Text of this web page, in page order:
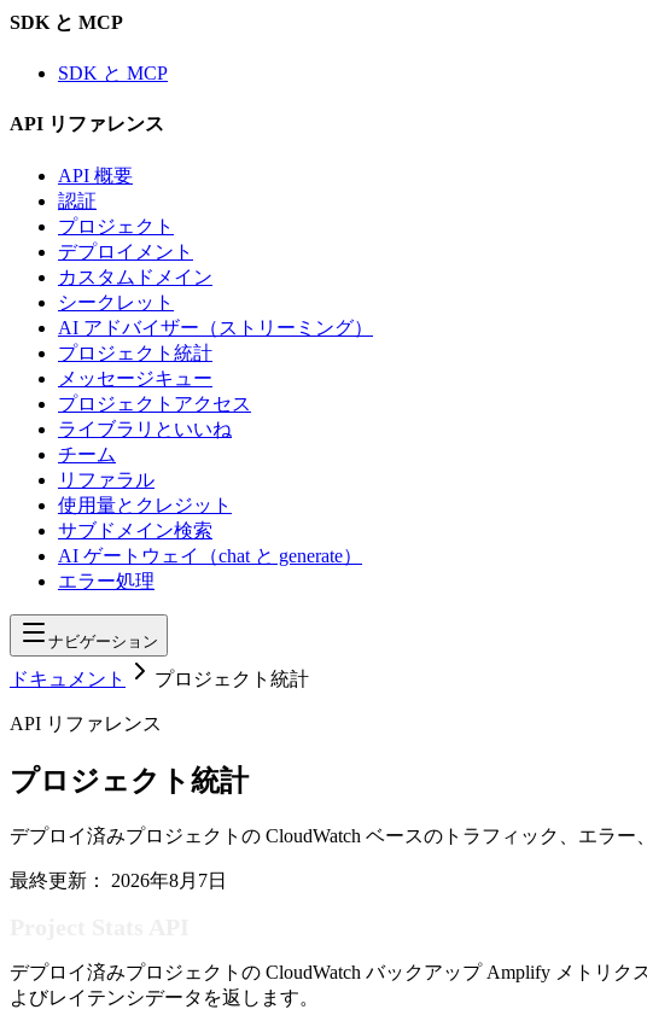
SDK と MCP
SDK と MCP
API リファレンス
API 概要
認証
プロジェクト
デプロイメント
カスタムドメイン
シークレット
AI アドバイザー（ストリーミング）
プロジェクト統計
メッセージキュー
プロジェクトアクセス
ライブラリといいね
チーム
リファラル
使用量とクレジット
サブドメイン検索
AI ゲートウェイ（chat と generate）
エラー処理
ナビゲーション
ドキュメント プロジェクト統計
API リファレンス
プロジェクト統計
デプロイ済みプロジェクトの CloudWatch ベースのトラフィック、エラー
最終更新： 2026年8月7日
デプロイ済みプロジェクトの CloudWatch バックアップ Amplify メトリ
よびレイテンシデータを返します。